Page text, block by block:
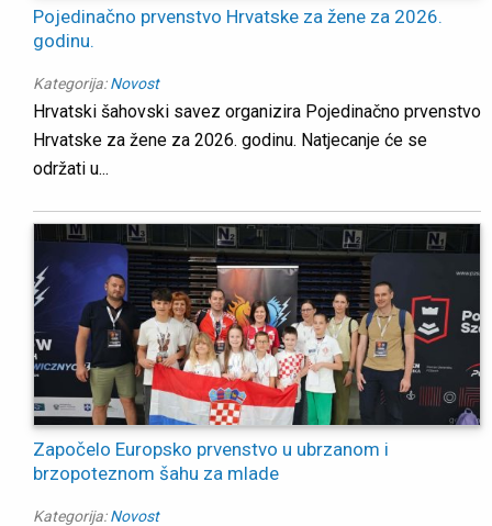
Pojedinačno prvenstvo Hrvatske za žene za 2026.
godinu.
Kategorija:Novost
Hrvatski šahovski savez organizira Pojedinačno prvenstvo
Hrvatske za žene za 2026. godinu. Natjecanje će se
održati u...
Započelo Europsko prvenstvo u ubrzanom i
brzopoteznom šahu za mlade
Kategorija:Novost